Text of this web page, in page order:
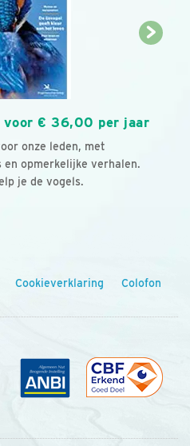
voor € 36,00 per jaar
onze leden, met
opmerkelijke verhalen.
je de vogels.
Cookieverklaring Colofon